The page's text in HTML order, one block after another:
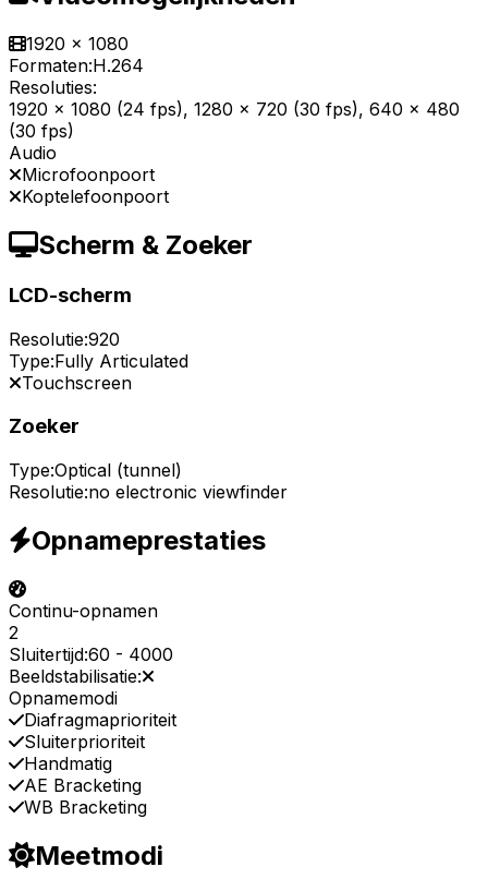
1920 x 1080
Formaten:H.264
Resoluties:
1920 x 1080 (24 fps), 1280 x 720 (30 fps), 640 x 480
(30 fps)
Audio
Microfoonpoort
Koptelefoonpoort
Scherm & Zoeker
LCD-scherm
Resolutie:920
Type:Fully Articulated
Touchscreen
Zoeker
Type:Optical (tunnel)
Resolutie:no electronic viewfinder
Opnameprestaties
Continu-opnamen
2
Sluitertijd:60 - 4000
Beeldstabilisatie:
Opnamemodi
Diafragmaprioriteit
Sluiterprioriteit
Handmatig
AE Bracketing
WB Bracketing
Meetmodi